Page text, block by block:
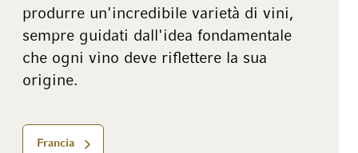
produrre un'incredibile varietà di vini,
sempre guidati dall'idea fondamentale
che ogni vino deve riflettere la sua
origine.
Francia